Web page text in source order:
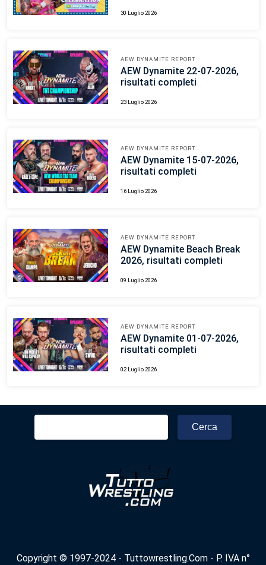
30 Luglio 2026
AEW DYNAMITE REPORT
AEW Dynamite 22-07-2026,
risultati completi
23 Luglio 2026
AEW DYNAMITE REPORT
AEW Dynamite 15-07-2026,
risultati completi
16 Luglio 2026
AEW DYNAMITE REPORT
AEW Dynamite Beach Break
2026, risultati completi
09 Luglio 2026
AEW DYNAMITE REPORT
AEW Dynamite 01-07-2026,
risultati completi
02 Luglio 2026
Ricerca
Copyright © 1997-2024 - Tuttowrestling.Com - P. IVA n°